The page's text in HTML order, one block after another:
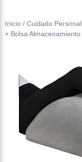
Inicio / Cuidado Personal
+ Bolsa Almacenamiento